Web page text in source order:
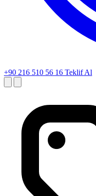
+90 216 510 56 16 Teklif Al